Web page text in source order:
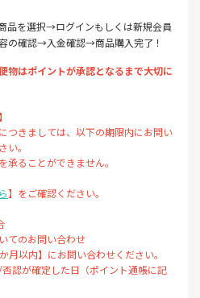
品を選択→ログインもしくは新規会員
の確認→入金確認→商品購入完了！
物はポイントが承認となるまで大切に
つきましては、以下の期限内にお問い
い。
ることができません。
】をご確認ください。
てのお問い合わせ
以内】にお問い合わせください。
が確定した日（ポイント通帳に記